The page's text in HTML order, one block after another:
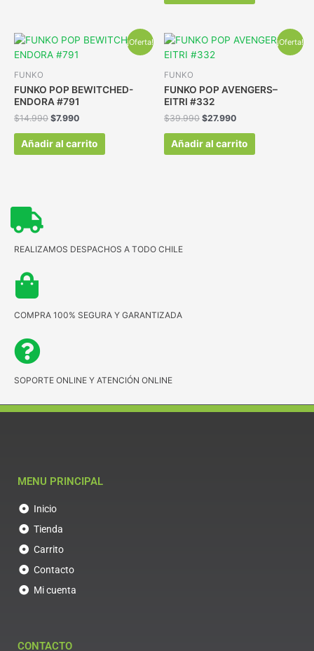
¡Oferta!
FUNKO
FUNKO POP BEWITCHED-
ENDORA #791
$14.990 $7.990
Añadir al carrito
¡Oferta!
FUNKO
FUNKO POP AVENGERS–
EITRI #332
$39.990 $27.990
Añadir al carrito
REALIZAMOS DESPACHOS A TODO CHILE
COMPRA 100% SEGURA Y GARANTIZADA
SOPORTE ONLINE Y ATENCIÓN ONLINE
MENU PRINCIPAL
Inicio
Tienda
Carrito
Contacto
Mi cuenta
CONTACTO